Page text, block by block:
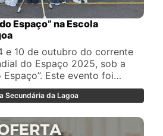
Espaço” na Escola
e 10 de outubro do corrente
do Espaço 2025, sob a
Este evento foi
vez consecutiva, pelo
da Escola Secundária da
Açores (OASA).
Secundária da Lagoa